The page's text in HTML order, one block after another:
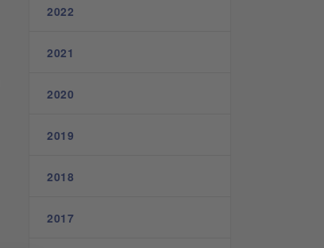
2022
2021
2020
2019
2018
2017